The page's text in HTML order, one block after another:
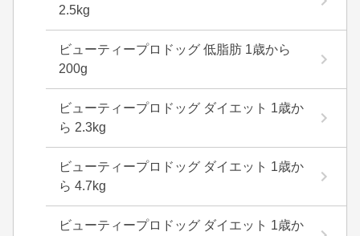
2.5kg
ビューティープロドッグ 低脂肪 1歳から
200g
ビューティープロドッグ ダイエット 1歳か
ら 2.3kg
ビューティープロドッグ ダイエット 1歳か
ら 4.7kg
ビューティープロドッグ ダイエット 1歳か